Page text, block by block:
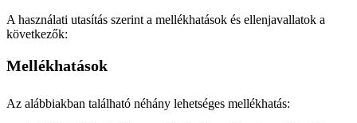
A használati utasítás szerint a mellékhatások és ellenjavallatok a
következők:
Mellékhatások
Az alábbiakban található néhány lehetséges mellékhatás: